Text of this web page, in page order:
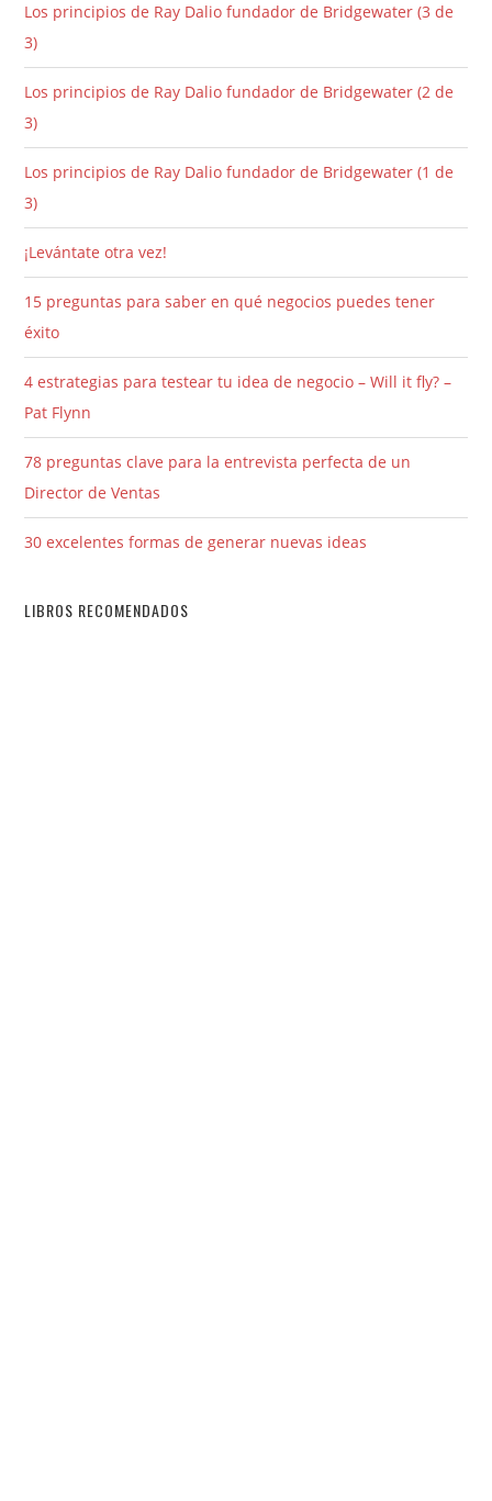
Los principios de Ray Dalio fundador de Bridgewater (3 de
3)
Los principios de Ray Dalio fundador de Bridgewater (2 de
3)
Los principios de Ray Dalio fundador de Bridgewater (1 de
3)
¡Levántate otra vez!
15 preguntas para saber en qué negocios puedes tener
éxito
4 estrategias para testear tu idea de negocio – Will it fly? –
Pat Flynn
78 preguntas clave para la entrevista perfecta de un
Director de Ventas
30 excelentes formas de generar nuevas ideas
LIBROS RECOMENDADOS